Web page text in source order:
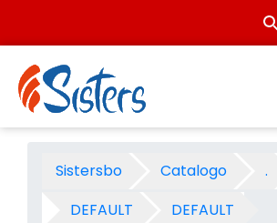
ETAFELT
Sistersbo Catalogo
.
DEFAULT
DEFAULT